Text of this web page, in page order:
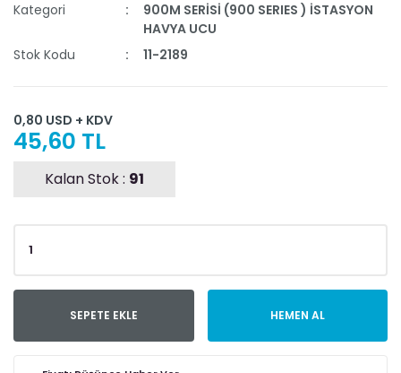
Kategori
900M SERİSİ (900 SERIES ) İSTASYON
HAVYA UCU
Stok Kodu
11-2189
0,80 USD + KDV
45,60 TL
Kalan Stok : 91
SEPETE EKLE HEMEN AL